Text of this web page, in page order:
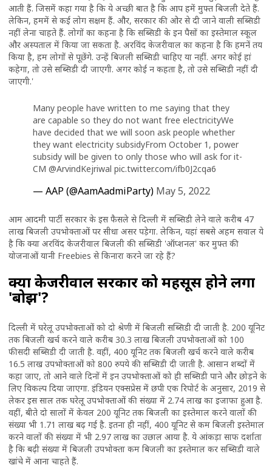
आती हैं. जिसमें कहा गया है कि ये अच्छी बात है कि आप हमें मुफ्त बिजली देते हैं.
लेकिन, हममें से कई लोग सक्षम हैं. और, सरकार की ओर से दी जाने वाली सब्सिडी
नहीं लेना चा​हते हैं. लोगों का कहना है कि सब्सिडी के इन पैसों का इस्तेमाल स्कूल
और अस्पताल में किया जा सकता है. अरविंद केजरीवाल का कहना है कि हमनें तय
किया है, हम लोगों से पूछेंगे. उन्हें बिजली सब्सिडी चाहिए या नहीं. अगर कोई हां
कहेगा, तो उसे सब्सिडी दी जाएगी. अगर कोई न कहता है, तो उसे सब्सिडी नहीं दी
जाएगी.'
Many people have written to me saying that they
are capable so they do not want free electricityWe
have decided that we will soon ask people whether
they want electricity subsidyFrom October 1, power
subsidy will be given to only those who will ask for it-
CM @ArvindKejriwal pic.twitter.com/ifb0J2cqa6
— AAP (@AamAadmiParty) May 5, 2022
आम आदमी पार्टी सरकार के इस फैसले से दिल्ली में सब्सिडी लेने वाले करीब 47
लाख बिजली उपभोक्ताओं पर सीधा असर पड़ेगा. लेकिन, यहां सबसे अहम सवाल ये
है कि क्या अरविंद केजरीवाल बिजली की सब्सिडी 'ऑप्शनल' कर मुफ्त की
योजनाओं यानी Freebies से किनारा करने जा रहे हैं?
क्या केजरीवाल सरकार को महसूस होने लगा
'बोझ'?
दिल्ली में घरेलू उपभोक्ताओं को दो श्रेणी में बिजली सब्सिडी दी जाती है. 200 यूनिट
तक बिजली खर्च करने वाले करीब 30.3 लाख बिजली उपभोक्ताओं को 100
फीसदी सब्सिडी दी जाती है. वहीं, 400 यूनिट तक बिजली खर्च करने वाले करीब
16.5 लाख उपभोक्ताओं को 800 रुपये की सब्सिडी दी जाती है. आसान शब्दों में
कहा जाए, तो आने वाले दिनों में इन उपभोक्ताओं को ही सब्सिडी पाने और छोड़ने के
लिए विकल्प दिया जाएगा. इंडियन एक्सप्रेस में छपी एक रिपोर्ट के अनुसार, 2019 से
लेकर इस साल तक घरेलू उपभोक्ताओं की संख्या में 2.74 लाख का इजाफा हुआ है.
वहीं, बीते दो सालों में केवल 200 यूनिट तक बिजली का इस्तेमाल करने वालों की
संख्या भी 1.71 लाख बढ़ गई है. इतना ही नहीं, 400 यूनिट से कम बिजली इस्तेमाल
करने वालों की संख्या में भी 2.97 लाख का उछाल आया है. ये आंकड़ा साफ दर्शाता
है कि बढ़ी संख्या में बिजली उपभोक्ता कम बिजली का इस्तेमाल कर सब्सिडी वाले
खांचे में आना चाहते हैं.